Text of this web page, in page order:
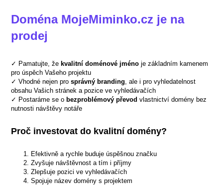
Doména MojeMiminko.cz je na
prodej
✓ Pamatujte, že kvalitní doménové jménoje základním kamenem
pro úspěch Vašeho projektu
✓ Vhodné nejen pro správný branding, ale i pro vyhledatelnost
obsahu Vašich stránek a pozice ve vyhledávačích
✓ Postaráme se o bezproblémový převod vlastnictví domény bez
nutnosti návštěvy notáře
Proč investovat do kvalitní domény?
Efektivně a rychle buduje úspěšnou značku
Zvyšuje návštěvnost a tím i příjmy
Zlepšuje pozici ve vyhledávačích
Spojuje název domény s projektem